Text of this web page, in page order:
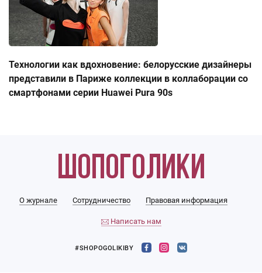
Технологии как вдохновение: белорусские дизайнеры
представили в Париже коллекции в коллаборации со
смартфонами серии Huawei Pura 90s
О журнале Сотрудничество Правовая информация
Написать нам
#SHOPOGOLIKIBY